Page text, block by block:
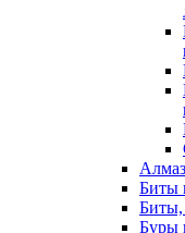
Биты
Биты,
Буры